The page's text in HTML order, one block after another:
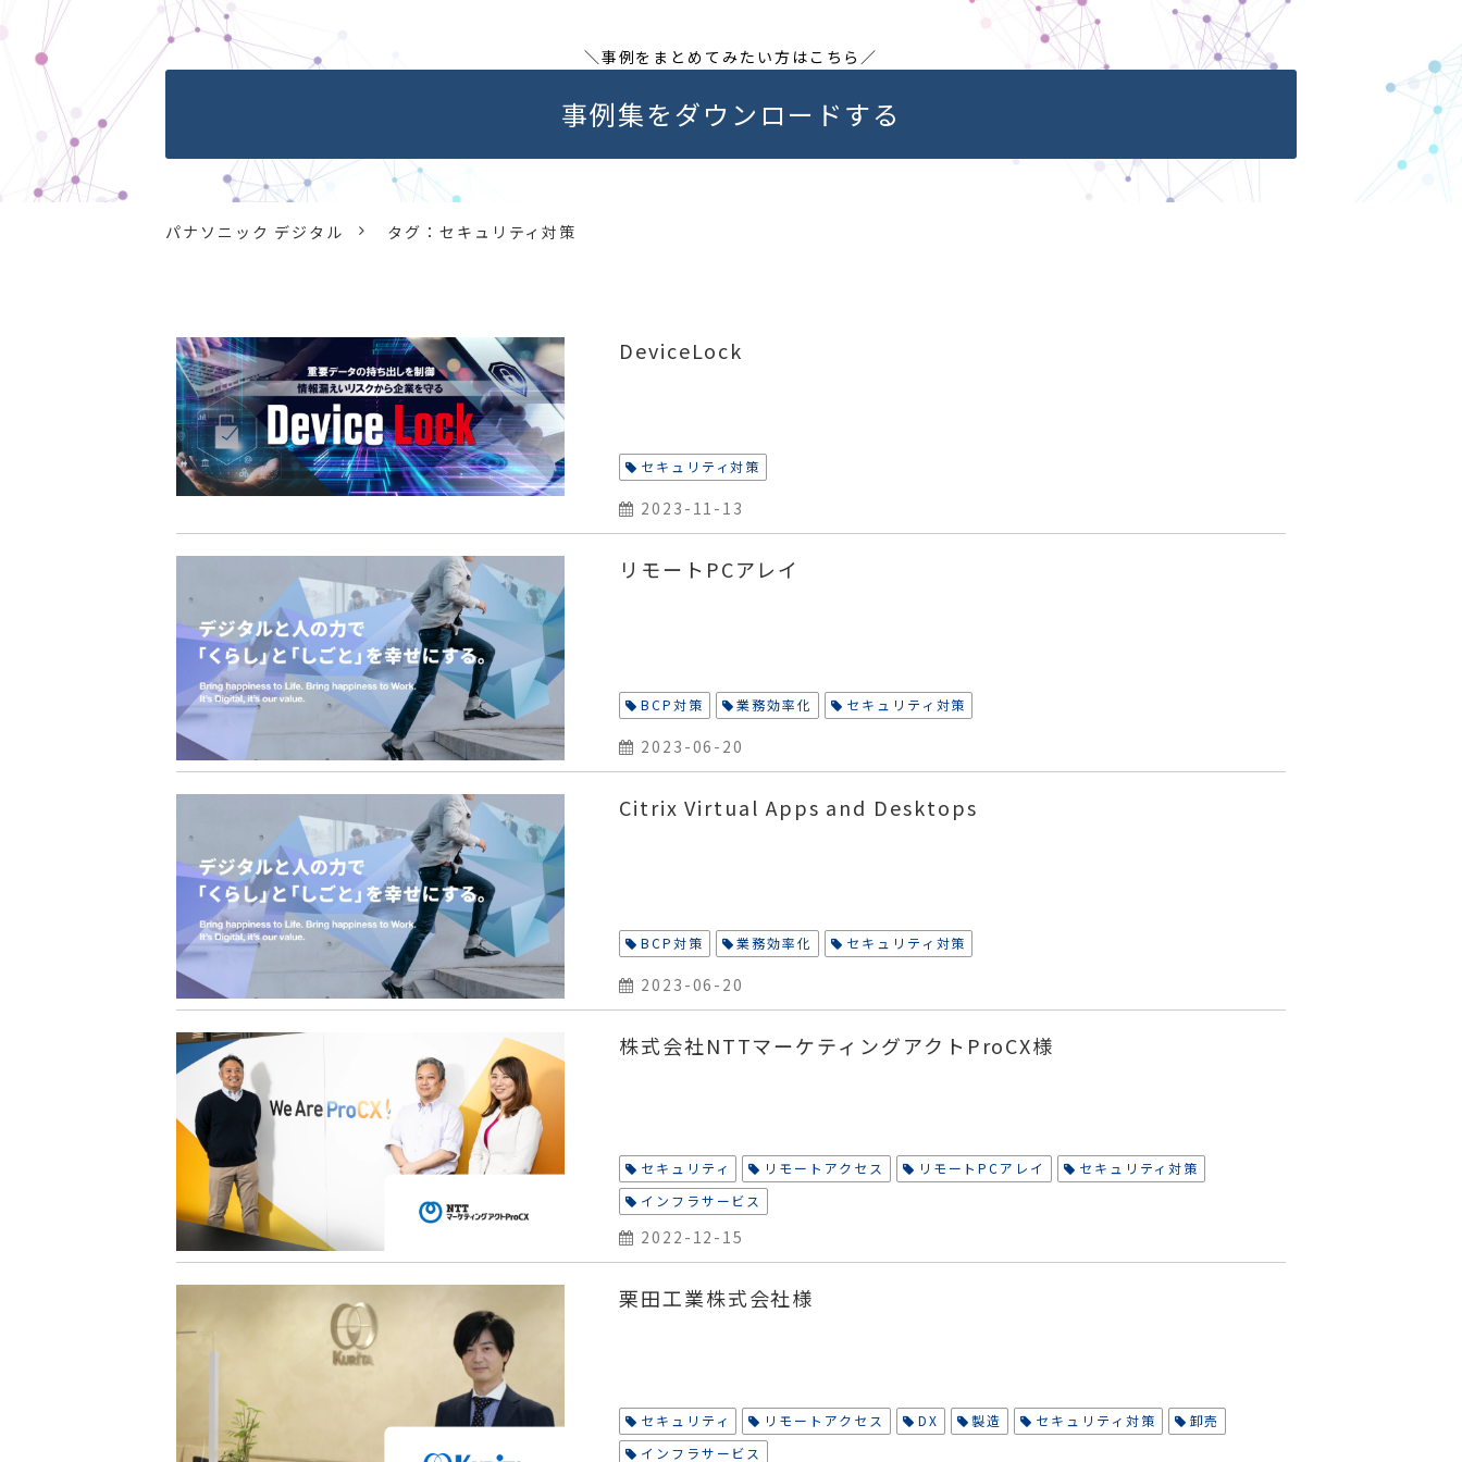
＼事例をまとめてみたい方はこちら／
事例集をダウンロードする
パナソニック デジタル タグ：セキュリティ対策
DeviceLock
セキュリティ対策
2023-11-13
リモートPCアレイ
BCP対策 業務効率化 セキュリティ対策
2023-06-20
Citrix Virtual Apps and Desktops
BCP対策 業務効率化 セキュリティ対策
2023-06-20
株式会社NTTマーケティングアクトProCX様
セキュリティ リモートアクセス リモートPCアレイ
セキュリティ対策
インフラサービス
2022-12-15
栗田工業株式会社様
セキュリティ リモートアクセス DX 製造 セキュリティ対策
卸売
インフラサービス